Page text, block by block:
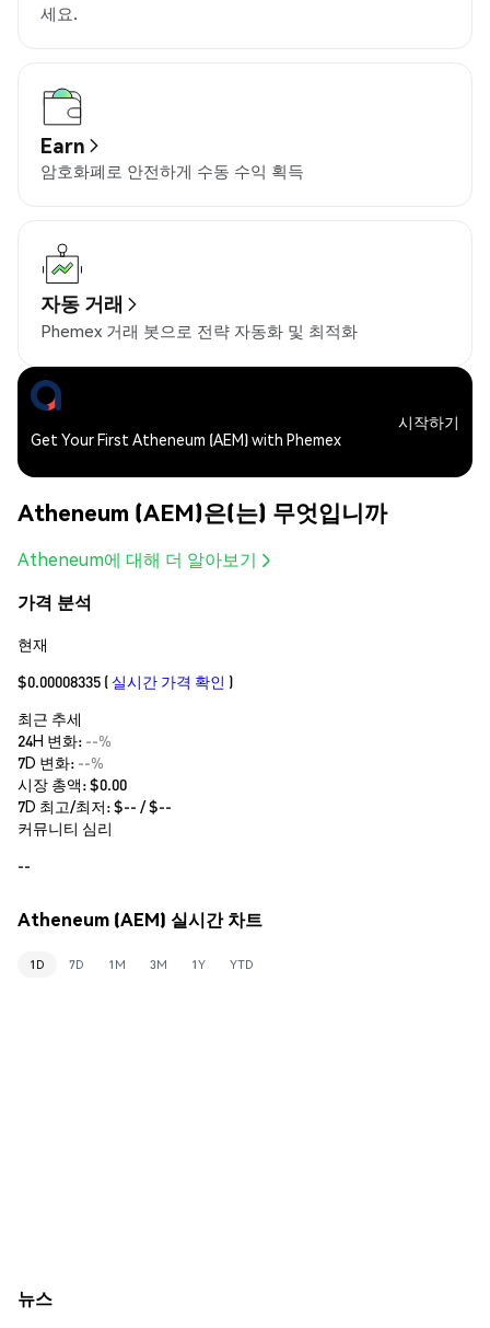
세요.
Earn
암호화폐로 안전하게 수동 수익 획득
자동 거래
Phemex 거래 봇으로 전략 자동화 및 최적화
Get Your First Atheneum (AEM) with Phemex
시작하기
Atheneum (AEM)은(는) 무엇입니까
Atheneum에 대해 더 알아보기
가격 분석
현재
$0.00008335 ( 실시간 가격 확인 )
최근 추세
24H 변화: --%
7D 변화: --%
시장 총액:$0.00
7D 최고/최저: $-- / $--
커뮤니티 심리
--
Atheneum (AEM) 실시간 차트
1D 7D 1M 3M 1Y YTD
뉴스